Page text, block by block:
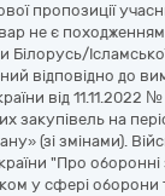
пропозиції
не є походженням
Білорусь/
відповідно до
від 11.11.2022
закупівель на
(зі змінами).
"Про оборонні
у сфері оборони